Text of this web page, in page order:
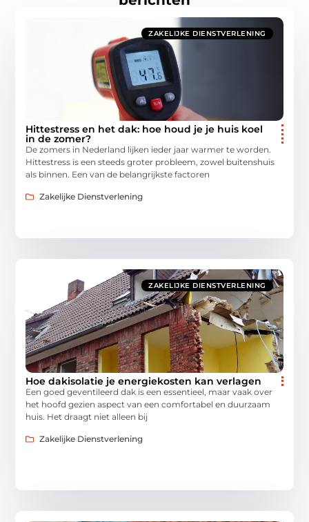
ZAKELIJKE DIENSTVERLENING
Hittestress en het dak: hoe houd je je huis koel
in de zomer?
De zomers in Nederland lijken ieder jaar warmer te worden.
Hittestress is een steeds groter probleem, zowel buitenshuis
als binnen. Een van de belangrijkste factoren
Zakelijke Dienstverlening
ZAKELIJKE DIENSTVERLENING
Hoe dakisolatie je energiekosten kan verlagen
Een goed geventileerd dak is een essentieel, maar vaak over
het hoofd gezien aspect van een comfortabel en duurzaam
huis. Het draagt niet alleen bij
Zakelijke Dienstverlening